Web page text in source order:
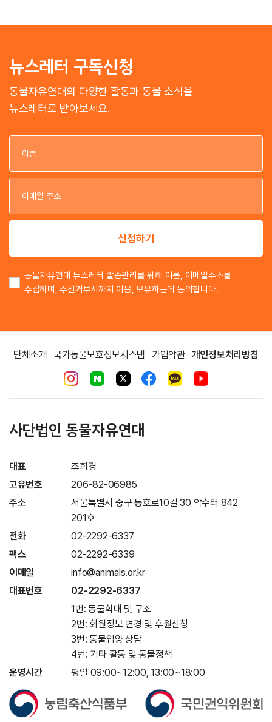
뉴스레터 구독신청
동물자유연대의 다양한 활동과 동물 소식을
뉴스레터로 받아보세요.
이
이
신청하기
동물자유연대 뉴스레터 발송관리를 위해 이름, 이메일주소를
수집하며, 수신거부시까지 이용, 보유하는데 동의합니다.
단체소개 국가동물보호정보시스템 가입약관 개인정보처리방침
사단법인 동물자유연대
대표
조희경
고유번호
206-82-06985
주소
서울특별시 중구 동호로10길 30 약수터 842
201호
전화
02-2292-6337
팩스
02-2292-6339
이메일
info@animals.or.kr
대표번호
02-2292-6337
1번: 동물학대 및 구조
2번: 회원정보 변경 및 후원신청
3번: 동물입양 상담
4번: 기타 활동 및 동물정책
운영시간
평일 09:00~12:00, 13:00~18:00